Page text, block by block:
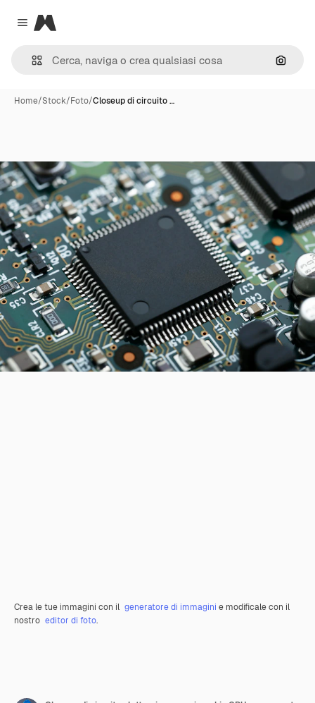
Close menu
Magnific
Cerca
Home/Stock/Foto/Closeup di circuito …
Crea le tue immagini con il generatore di immagini e modificale con il
nostro editor di foto.